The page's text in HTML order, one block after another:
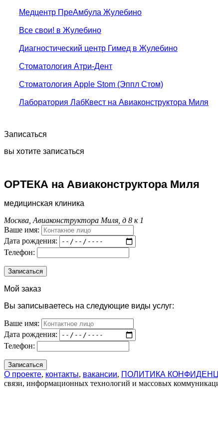
Медцентр ПреАмбула Жулебино
Все свои! в Жулебино
Диагностический центр Гимед в Жулебино
Стоматология Атри-Дент
Стоматология Apple Stom (Эппл Стом)
Лаборатория ЛабКвест на Авиаконструктора Миля
Записаться
вы хотите записаться
ОРТЕКА на Авиаконструктора Миля
медицинская клиника
Москва, Авиаконструктора Миля, д 8 к 1
Ваше имя:
Дата рождения:
Телефон:
Мой заказ
Вы записываетесь на следующие виды услуг:
Ваше имя:
Дата рождения:
Телефон:
О проекте, контакты, вакансии, ПОЛИТИКА
связи, информационных технологий и массовых